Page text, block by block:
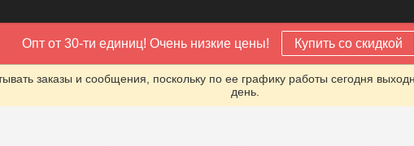
Опт от 30-ти единиц! Очень низкие цены! Купить со скидкой
заказы и сообщения, поскольку по ее графику работы сегодня
день.